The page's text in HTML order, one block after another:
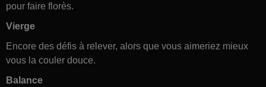
pour faire florès.
Vierge
Encore des défis à relever, alors que vous aimeriez mieux
vous la couler douce.
Balance